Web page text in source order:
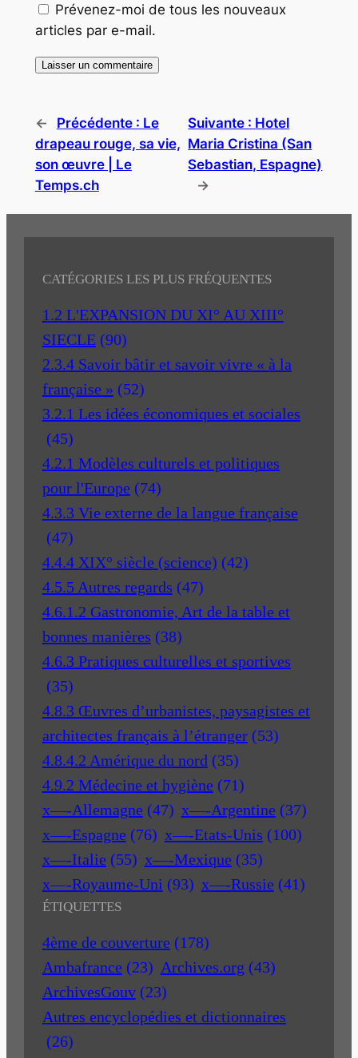
Prévenez-moi de tous les nouveaux
articles par e-mail.
← Précédente : Le
drapeau rouge, sa vie,
son œuvre | Le
Temps.ch
Suivante : Hotel
Maria Cristina (San
Sebastian, Espagne)
→
CATÉGORIES LES PLUS FRÉQUENTES
1.2 L'EXPANSION DU XI° AU XIII°
SIECLE (90)
2.3.4 Savoir bâtir et savoir vivre « à la
française » (52)
3.2.1 Les idées économiques et sociales
(45)
4.2.1 Modèles culturels et politiques
pour l'Europe (74)
4.3.3 Vie externe de la langue française
(47)
4.4.4 XIX° siècle (science) (42)
4.5.5 Autres regards (47)
4.6.1.2 Gastronomie, Art de la table et
bonnes manières (38)
4.6.3 Pratiques culturelles et sportives
(35)
4.8.3 Œuvres d’urbanistes, paysagistes et
architectes français à l’étranger (53)
4.8.4.2 Amérique du nord (35)
4.9.2 Médecine et hygiène (71)
x—-Allemagne (47) x—-Argentine (37)
x—-Espagne (76) x—-Etats-Unis (100)
x—-Italie (55) x—-Mexique (35)
x—-Royaume-Uni (93) x—-Russie (41)
ÉTIQUETTES
4ème de couverture (178)
Ambafrance (23) Archives.org (43)
ArchivesGouv (23)
Autres encyclopédies et dictionnaires
(26)